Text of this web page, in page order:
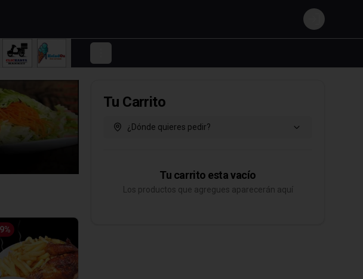
Login
%
Tu Carrito
¿Dónde quieres pedir?
Tu carrito esta vacío
Los productos que agregues aparecerán aquí